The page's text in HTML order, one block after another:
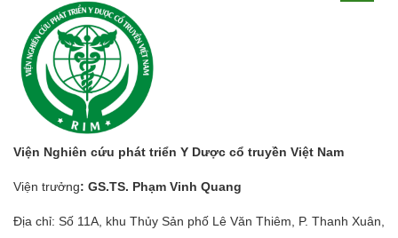
Viện Nghiên cứu phát triển Y Dược cổ truyền Việt Nam
Viện trưởng: GS.TS. Phạm Vinh Quang
Địa chỉ: Số 11A, khu Thủy Sản phố Lê Văn Thiêm, P. Thanh Xuân,